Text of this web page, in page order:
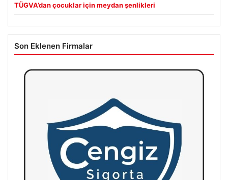
TÜGVA’dan çocuklar için meydan şenlikleri
Son Eklenen Firmalar